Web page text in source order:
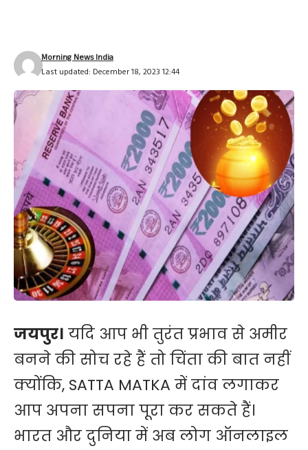
Last updated: December 18, 2023 12:44
Morning News India
जयपुर। यदि आप भी तुरंत प्रभाव से अमीर
बनने की सोच रहे हैं तो चिंता की बात नहीं
क्योंकि, SATTA MATKA में दांव लगाकर
आप अपना सपना पूरा कर सकते हैं।
भारत और दुनिया में अब लोग ऑनलाइल